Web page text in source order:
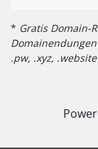
* Gratis Domain-
.pw, .xyz, .website